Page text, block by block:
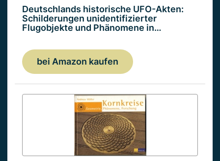
Deutschlands historische UFO-Akten:
Schilderungen unidentifizierter
Flugobjekte und Phänomene in…
bei Amazon kaufen